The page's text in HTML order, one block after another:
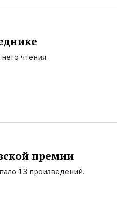
чтения.
премии
13 произведений.